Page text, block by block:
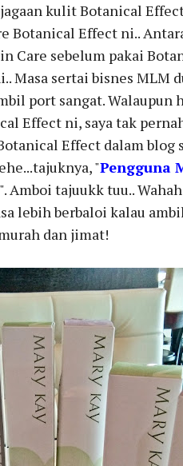
kulit Botanical
Botanical Effect ni..
Care sebelum pakai
Masa sertai bisnes MLM
port sangat. Walaupun
Effect ni, saya tak
Effect dalam blog
"Pengguna
". Amboi tajuukk tuu..
lebih berbaloi kalau
dan jimat!